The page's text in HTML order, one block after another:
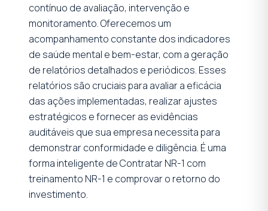
contínuo de avaliação, intervenção e
monitoramento. Oferecemos um
acompanhamento constante dos indicadores
de saúde mental e bem-estar, com a geração
de relatórios detalhados e periódicos. Esses
relatórios são cruciais para avaliar a eficácia
das ações implementadas, realizar ajustes
estratégicos e fornecer as evidências
auditáveis que sua empresa necessita para
demonstrar conformidade e diligência. É uma
forma inteligente de Contratar NR-1 com
treinamento NR-1 e comprovar o retorno do
investimento.